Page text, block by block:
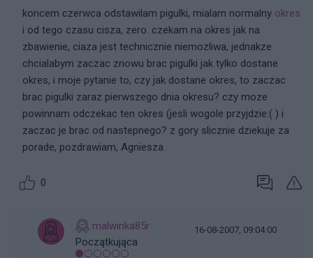
koncem czerwca odstawilam pigulki, mialam normalny okres
i od tego czasu cisza, zero. czekam na okres jak na
zbawienie, ciaza jest technicznie niemozliwa, jednakze
chcialabym zaczac znowu brac pigulki jak tylko dostane
okres, i moje pytanie to, czy jak dostane okres, to zaczac
brac pigulki zaraz pierwszego dnia okresu? czy moze
powinnam odczekac ten okres (jesli wogole przyjdzie:( ) i
zaczac je brac od nastepnego? z gory slicznie dziekuje za
porade, pozdrawiam, Agniesza
0
malwinka85r
Początkująca
16-08-2007, 09:04:00